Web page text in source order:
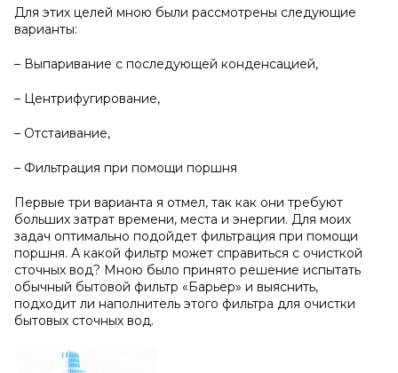
Для этих целей мною были рассмотрены следующие
варианты:
– Выпаривание с последующей конденсацией,
– Центрифугирование,
– Отстаивание,
– Фильтрация при помощи поршня
Первые три варианта я отмел, так как они требуют
больших затрат времени, места и энергии. Для моих
задач оптимально подойдет фильтрация при помощи
поршня. А какой фильтр может справиться с очисткой
сточных вод? Мною было принято решение испытать
обычный бытовой фильтр «Барьер» и выяснить,
подходит ли наполнитель этого фильтра для очистки
бытовых сточных вод.